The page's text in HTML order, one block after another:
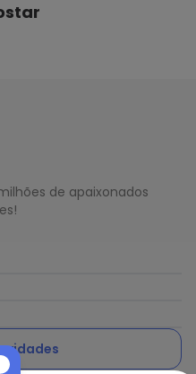
de apaixonados